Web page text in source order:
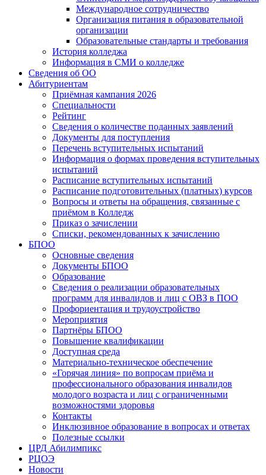
Международное сотрудничество
Организация питания в образовательной
организации
Образовательные стандарты и требования
История колледжа
Информация в СМИ о колледже
Сведения об ОО
Абитуриентам
Приёмная кампания 2026
Специальности
Рейтинг
Сведения о количестве поданных заявлений
Документы для поступления
Перечень вступительных испытаний
Информация о формах проведения вступительных
испытаний
Расписание вступительных испытаний
Расписание подготовительных (платных) курсов
Вопросы и ответы на обращения, связанные с
приёмом в Колледж
Приказ о зачислении
Списки, рекомендованных к зачислению
БПОО
Основные сведения
Документы БПОО
Образование
Сведения о реализации образовательных
программ для инвалидов и лиц с ОВЗ в ПОО
Профориентация и трудоустройство
Мероприятия
Партнёры БПОО
Повышение квалификации
Доступная среда
Материально-техническое обеспечение
«Горячая линия» по вопросам приёма и
профессионального образования инвалидов
молодого возраста и лиц с ограниченными
возможностями здоровья
Контакты
Инклюзивное образование в вопросах и ответах
Полезные ссылки
ЦРД Абилимпикс
РЦОЭ
Новости